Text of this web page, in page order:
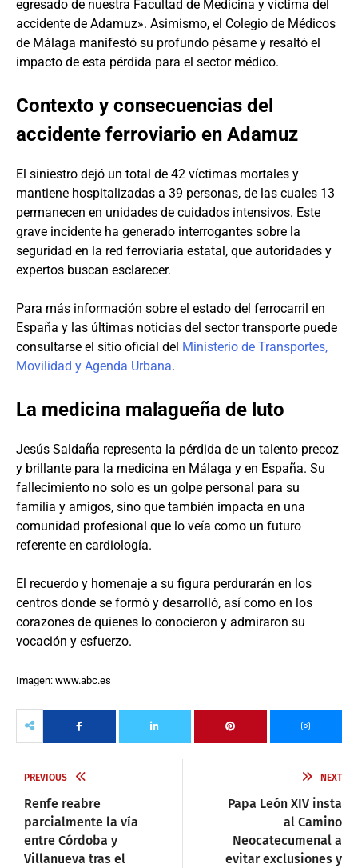
egresado de nuestra Facultad de Medicina y víctima del
accidente de Adamuz». Asimismo, el Colegio de Médicos
de Málaga manifestó su profundo pésame y resaltó el
impacto de esta pérdida para el sector médico.
Contexto y consecuencias del
accidente ferroviario en Adamuz
El siniestro dejó un total de 42 víctimas mortales y
mantiene hospitalizadas a 39 personas, de las cuales 13
permanecen en unidades de cuidados intensivos. Este
grave incidente ha generado interrogantes sobre la
seguridad en la red ferroviaria estatal, que autoridades y
expertos buscan esclarecer.
Para más información sobre el estado del ferrocarril en
España y las últimas noticias del sector transporte puede
consultarse el sitio oficial del Ministerio de Transportes,
Movilidad y Agenda Urbana.
La medicina malagueña de luto
Jesús Saldaña representa la pérdida de un talento precoz
y brillante para la medicina en Málaga y en España. Su
fallecimiento no solo es un golpe personal para su
familia y amigos, sino que también impacta en una
comunidad profesional que lo veía como un futuro
referente en cardiología.
El recuerdo y homenaje a su figura perdurarán en los
centros donde se formó y desarrolló, así como en los
corazones de quienes lo conocieron y admiraron su
vocación y esfuerzo.
Imagen: www.abc.es
PREVIOUS
Renfe reabre
parcialmente la vía
entre Córdoba y
Villanueva tras el
NEXT
Papa León XIV insta
al Camino
Neocatecumenal a
evitar exclusiones y